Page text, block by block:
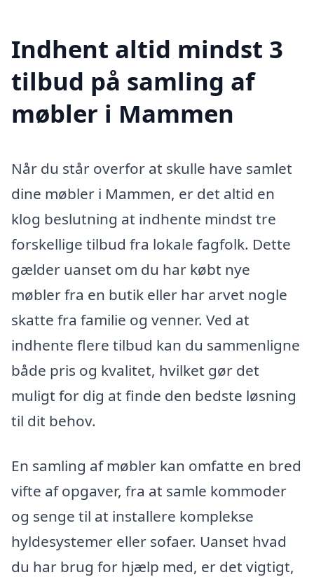
Indhent altid mindst 3
tilbud på samling af
møbler i Mammen
Når du står overfor at skulle have samlet
dine møbler i Mammen, er det altid en
klog beslutning at indhente mindst tre
forskellige tilbud fra lokale fagfolk. Dette
gælder uanset om du har købt nye
møbler fra en butik eller har arvet nogle
skatte fra familie og venner. Ved at
indhente flere tilbud kan du sammenligne
både pris og kvalitet, hvilket gør det
muligt for dig at finde den bedste løsning
til dit behov.
En samling af møbler kan omfatte en bred
vifte af opgaver, fra at samle kommoder
og senge til at installere komplekse
hyldesystemer eller sofaer. Uanset hvad
du har brug for hjælp med, er det vigtigt,